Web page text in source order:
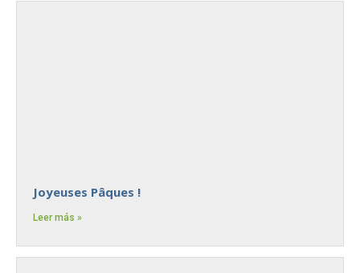
Joyeuses Pâques !
Leer más »